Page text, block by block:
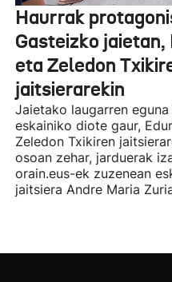
Haurrak
Gasteizko jaietan,
eta Zeledon
jaitsierarekin
Jaietako laugarren eguna
eskainiko diote gaur,
Zeledon Txikiren
osoan zehar, jarduerak
orain.eus-ek zuzenean
jaitsiera Andre Maria